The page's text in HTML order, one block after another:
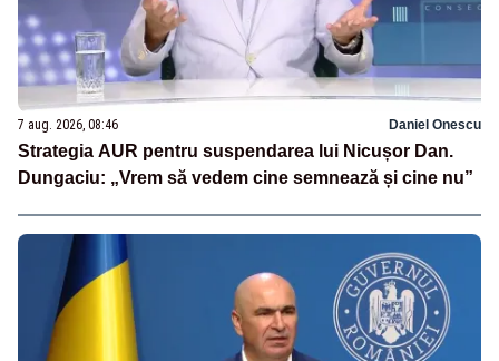
7 aug. 2026, 08:46 Daniel Onescu
Strategia AUR pentru suspendarea lui Nicușor Dan.
Dungaciu: „Vrem să vedem cine semnează și cine nu”